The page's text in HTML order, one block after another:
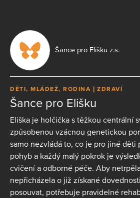
Šance pro Elišku z.s.
DĚTI, MLÁDEŽ, RODINA ZDRAVÍ
Šance pro Elišku
Eliška je holčička s těžkou centrální
způsobenou vzácnou genetickou
samo nezvládá to, co je pro jiné děti
pohyb a každý malý pokrok je
cvičení a odborné péče. Aby
nepřicházela o již získané
posouvat, potřebuje pravidelné